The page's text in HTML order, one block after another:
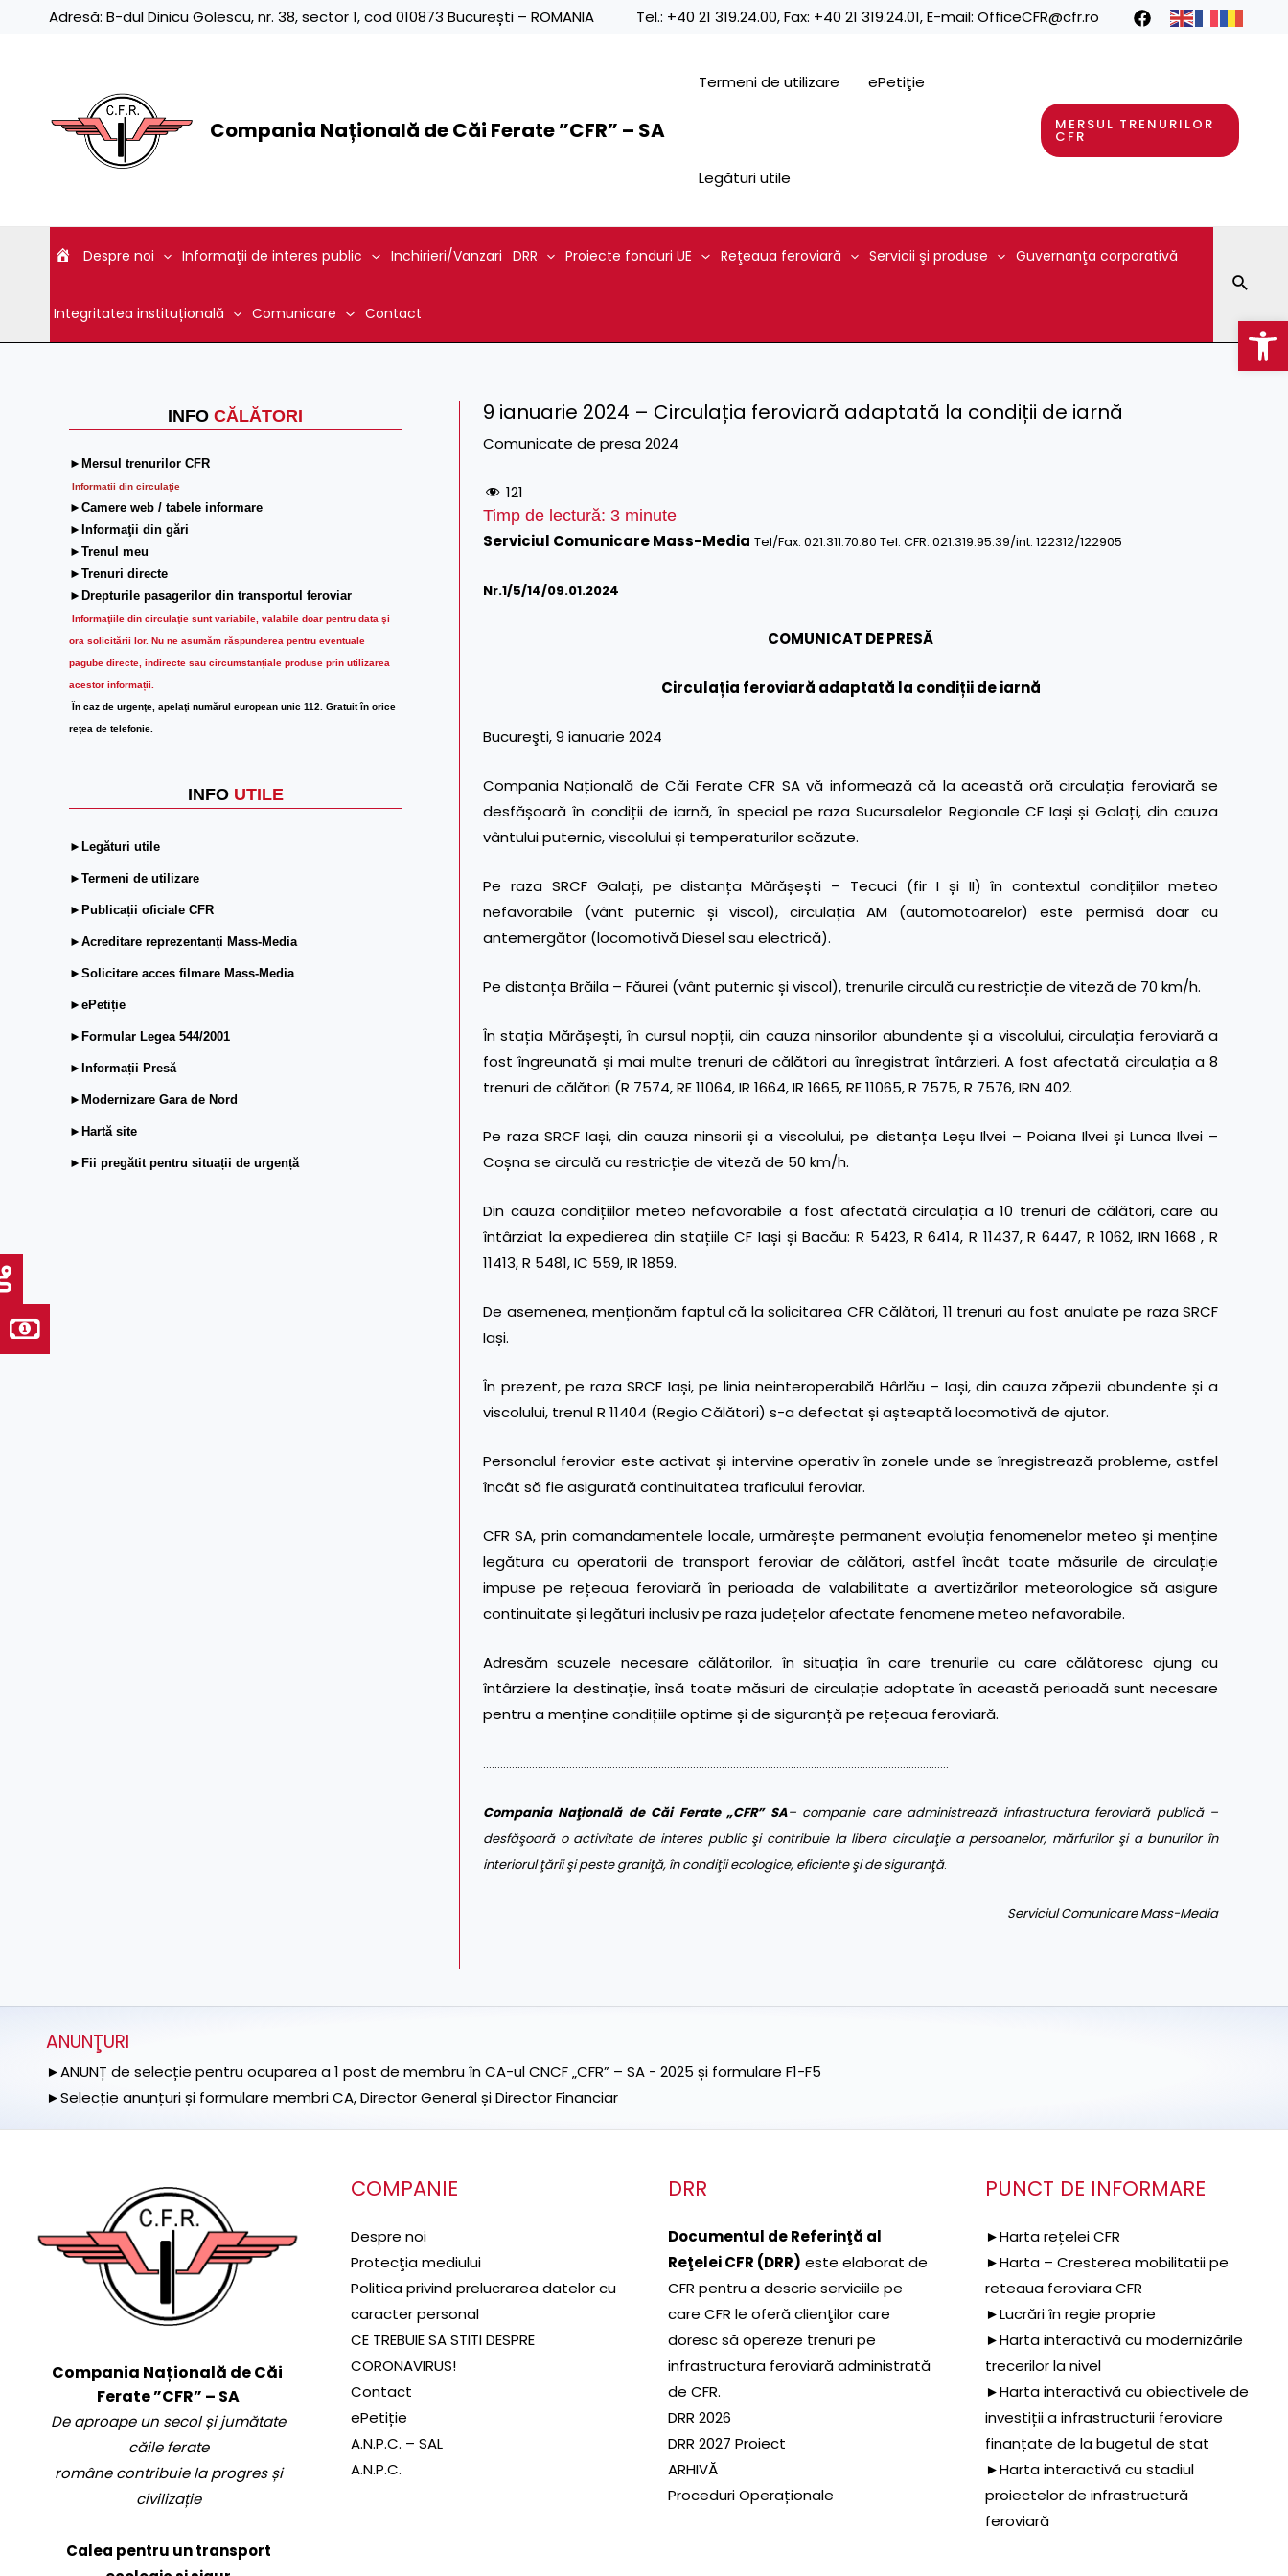
Adresă: B-dul Dinicu Golescu, nr. 38, sector 1, cod 010873 București – ROMANIA Tel.: +40 21 319.24.00, Fax: +40 21 319.24.01, E-mail: OfficeCFR@cfr.ro
Compania Națională de Căi Ferate ”CFR” – SA
Termeni de utilizare ePetiţie
Legături utile
MERSUL TRENURILOR
CFR
Despre noi Informaţii de interes public Inchirieri/Vanzari DRR Proiecte fonduri UE Reţeaua feroviară Servicii şi produse Guvernanţa corporativă
Integritatea instituțională Comunicare Contact
INFO CĂLĂTORI
►Mersul trenurilor CFR
Informatii din circulaţie
►Camere web / tabele informare
►Informaţii din gări
►Trenul meu
►Trenuri directe
►Drepturile pasagerilor din transportul feroviar
Informaţiile din circulaţie sunt variabile, valabile doar pentru data şi
ora solicitării lor. Nu ne asumăm răspunderea pentru eventuale
pagube directe, indirecte sau circumstanțiale produse prin utilizarea
acestor informații.
În caz de urgenţe, apelaţi numărul european unic 112. Gratuit în orice
reţea de telefonie.
INFO UTILE
►Legături utile
►Termeni de utilizare
►Publicații oficiale CFR
►Acreditare reprezentanți Mass-Media
►Solicitare acces filmare Mass-Media
►ePetiție
►Formular Legea 544/2001
►Informații Presă
►Modernizare Gara de Nord
►Hartă site
►Fii pregătit pentru situații de urgență
9 ianuarie 2024 – Circulația feroviară adaptată la condiții de iarnă
Comunicate de presa 2024
121
Timp de lectură: 3 minute
Serviciul Comunicare Mass-Media Tel/Fax: 021.311.70.80 Tel. CFR:.021.319.95.39/int. 122312/122905
Nr.1/5/14/09.01.2024
COMUNICAT DE PRESĂ
Circulația feroviară adaptată la condiții de iarnă
Bucureşti, 9 ianuarie 2024
Compania Națională de Căi Ferate CFR SA vă informează că la această oră circulația feroviară se
desfășoară în condiții de iarnă, în special pe raza Sucursalelor Regionale CF Iași și Galați, din cauza
vântului puternic, viscolului și temperaturilor scăzute.
Pe raza SRCF Galați, pe distanța Mărășești – Tecuci (fir I și II) în contextul condițiilor meteo
nefavorabile (vânt puternic și viscol), circulația AM (automotoarelor) este permisă doar cu
antemergător (locomotivă Diesel sau electrică).
Pe distanța Brăila – Făurei (vânt puternic și viscol), trenurile circulă cu restricție de viteză de 70 km/h.
În stația Mărășești, în cursul nopții, din cauza ninsorilor abundente și a viscolului, circulația feroviară a
fost îngreunată și mai multe trenuri de călători au înregistrat întârzieri. A fost afectată circulația a 8
trenuri de călători (R 7574, RE 11064, IR 1664, IR 1665, RE 11065, R 7575, R 7576, IRN 402.
Pe raza SRCF Iași, din cauza ninsorii și a viscolului, pe distanța Leșu Ilvei – Poiana Ilvei și Lunca Ilvei –
Coșna se circulă cu restricție de viteză de 50 km/h.
Din cauza condițiilor meteo nefavorabile a fost afectată circulația a 10 trenuri de călători, care au
întârziat la expedierea din stațiile CF Iași și Bacău: R 5423, R 6414, R 11437, R 6447, R 1062, IRN 1668 , R
11413, R 5481, IC 559, IR 1859.
De asemenea, menționăm faptul că la solicitarea CFR Călători, 11 trenuri au fost anulate pe raza SRCF
Iași.
În prezent, pe raza SRCF Iași, pe linia neinteroperabilă Hârlău – Iași, din cauza zăpezii abundente și a
viscolului, trenul R 11404 (Regio Călători) s-a defectat și așteaptă locomotivă de ajutor.
Personalul feroviar este activat și intervine operativ în zonele unde se înregistrează probleme, astfel
încât să fie asigurată continuitatea traficului feroviar.
CFR SA, prin comandamentele locale, urmărește permanent evoluția fenomenelor meteo și menține
legătura cu operatorii de transport feroviar de călători, astfel încât toate măsurile de circulație
impuse pe rețeaua feroviară în perioada de valabilitate a avertizărilor meteorologice să asigure
continuitate și legături inclusiv pe raza județelor afectate fenomene meteo nefavorabile.
Adresăm scuzele necesare călătorilor, în situația în care trenurile cu care călătoresc ajung cu
întârziere la destinație, însă toate măsuri de circulație adoptate în această perioadă sunt necesare
pentru a menține condițiile optime și de siguranță pe rețeaua feroviară.
………………………………………………………………………………………………………………………………………………
Compania Naţională de Căi Ferate „CFR” SA– companie care administrează infrastructura feroviară publică –
desfăşoară o activitate de interes public şi contribuie la libera circulaţie a persoanelor, mărfurilor şi a bunurilor în
interiorul ţării şi peste graniţă, în condiţii ecologice, eficiente şi de siguranţă.
Serviciul Comunicare Mass-Media
ANUNŢURI
►ANUNȚ de selecție pentru ocuparea a 1 post de membru în CA-ul CNCF „CFR” – SA - 2025 și formulare F1-F5
►Selecție anunțuri și formulare membri CA, Director General și Director Financiar
Compania Națională de Căi
Ferate ”CFR” – SA
De aproape un secol și jumătate
căile ferate
române contribuie la progres și
civilizație
Calea pentru un transport
COMPANIE
Despre noi
Protecţia mediului
Politica privind prelucrarea datelor cu
caracter personal
CE TREBUIE SA STITI DESPRE
CORONAVIRUS!
Contact
ePetiție
A.N.P.C. – SAL
A.N.P.C.
DRR
Documentul de Referinţă al
Reţelei CFR (DRR) este elaborat de
CFR pentru a descrie serviciile pe
care CFR le oferă clienţilor care
doresc să opereze trenuri pe
infrastructura feroviară administrată
de CFR.
DRR 2026
DRR 2027 Proiect
ARHIVĂ
Proceduri Operaționale
PUNCT DE INFORMARE
►Harta rețelei CFR
►Harta – Cresterea mobilitatii pe
reteaua feroviara CFR
►Lucrări în regie proprie
►Harta interactivă cu modernizările
trecerilor la nivel
►Harta interactivă cu obiectivele de
investiții a infrastructurii feroviare
finanțate de la bugetul de stat
►Harta interactivă cu stadiul
proiectelor de infrastructură
feroviară